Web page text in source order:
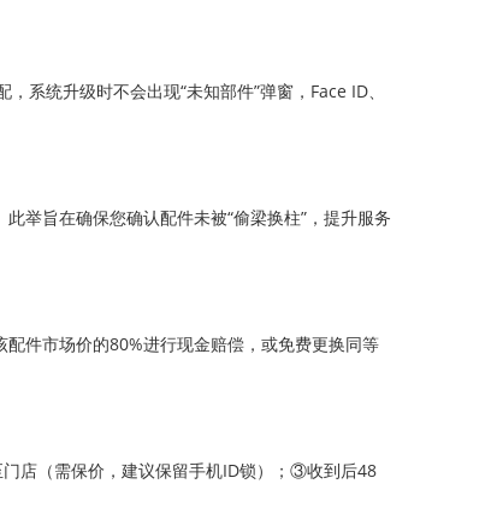
系统升级时不会出现“未知部件”弹窗，Face ID、
举旨在确保您确认配件未被“偷梁换柱”，提升服务
件市场价的80%进行现金赔偿，或免费更换同等
店（需保价，建议保留手机ID锁）；③收到后48